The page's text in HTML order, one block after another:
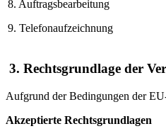
8. Auftragsbearbeitung
9. Telefonaufzeichnung
3. Rechtsgrundlage der
Aufgrund der Bedingungen der
Akzeptierte Rechtsgrundlagen